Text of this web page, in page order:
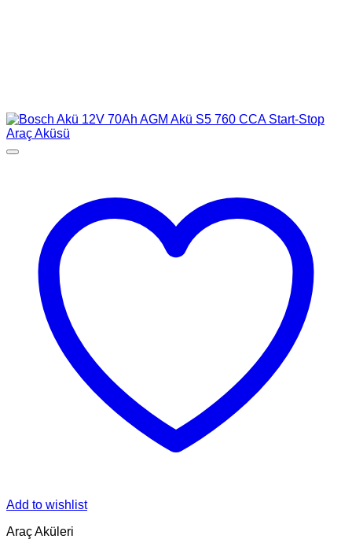
Add to wishlist
Araç Aküleri